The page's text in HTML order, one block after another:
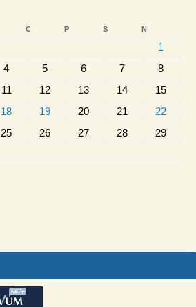
C P S N
1
4 5 6 7
8
11 12 13 14
15
18 19 20 21
22
25 26 27 28
29